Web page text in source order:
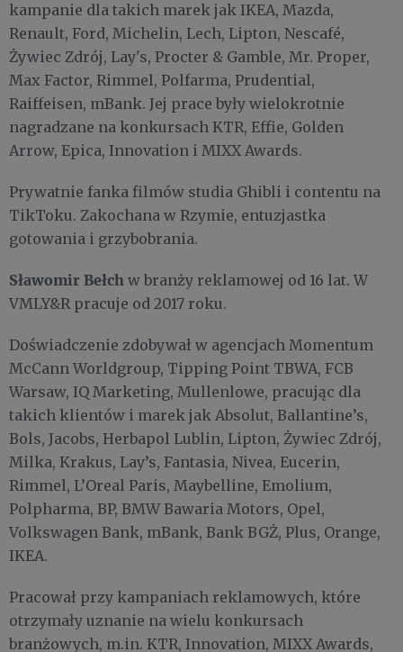
kampanie dla takich marek jak IKEA, Mazda,
Renault, Ford, Michelin, Lech, Lipton, Nescafé,
Żywiec Zdrój, Lay's, Procter & Gamble, Mr. Proper,
Max Factor, Rimmel, Polfarma, Prudential,
Raiffeisen, mBank. Jej prace były wielokrotnie
nagradzane na konkursach KTR, Effie, Golden
Arrow, Epica, Innovation i MIXX Awards.
Prywatnie fanka filmów studia Ghibli i contentu na
TikToku. Zakochana w Rzymie, entuzjastka
gotowania i grzybobrania.
Sławomir Bełch w branży reklamowej od 16 lat. W
VMLY&R pracuje od 2017 roku.
Doświadczenie zdobywał w agencjach Momentum
McCann Worldgroup, Tipping Point TBWA, FCB
Warsaw, IQ Marketing, Mullenlowe, pracując dla
takich klientów i marek jak Absolut, Ballantine’s,
Bols, Jacobs, Herbapol Lublin, Lipton, Żywiec Zdrój,
Milka, Krakus, Lay’s, Fantasia, Nivea, Eucerin,
Rimmel, L’Oreal Paris, Maybelline, Emolium,
Polpharma, BP, BMW Bawaria Motors, Opel,
Volkswagen Bank, mBank, Bank BGŻ, Plus, Orange,
IKEA.
Pracował przy kampaniach reklamowych, które
otrzymały uznanie na wielu konkursach
branżowych, m.in. KTR, Innovation, MIXX Awards,